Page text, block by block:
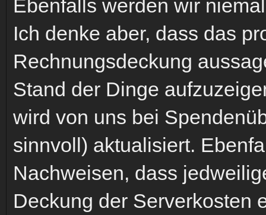
Ebenfalls werden wir
Ich denke aber, dass das
Rechnungsdeckung
Stand der Dinge
wird von uns bei
sinnvoll) aktualisiert.
Nachweisen, dass
Deckung der Serverkosten